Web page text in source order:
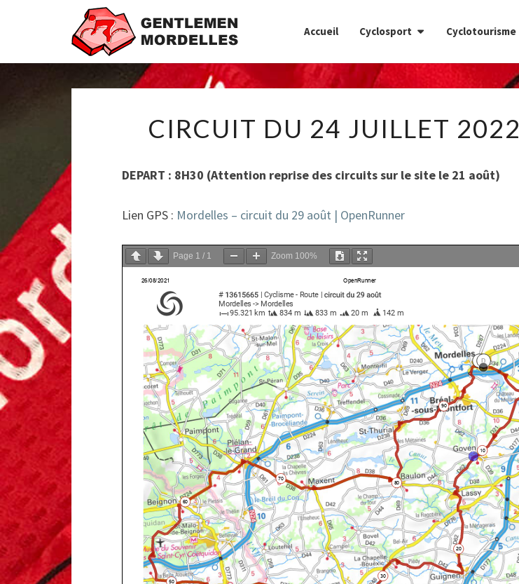
Accueil Cyclosport Cyclotourisme
DU
2022
CIRCUIT DU 24 JUILLET 2022
DEPART : 8H30 (Attention reprise des circuits sur le site le 21 août)
Lien GPS : Mordelles – circuit du 29 août | OpenRunner
Page 1 / 1 Zoom 100%